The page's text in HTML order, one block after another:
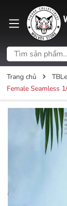
Trang chủ
Female Seamless